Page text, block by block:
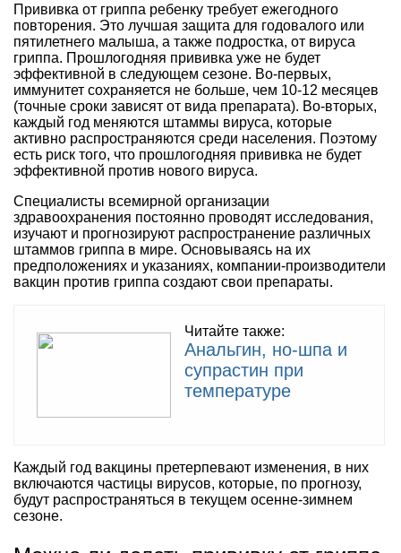
Прививка от гриппа ребенку требует ежегодного
повторения. Это лучшая защита для годовалого или
пятилетнего малыша, а также подростка, от вируса
гриппа. Прошлогодняя прививка уже не будет
эффективной в следующем сезоне. Во-первых,
иммунитет сохраняется не больше, чем 10-12 месяцев
(точные сроки зависят от вида препарата). Во-вторых,
каждый год меняются штаммы вируса, которые
активно распространяются среди населения. Поэтому
есть риск того, что прошлогодняя прививка не будет
эффективной против нового вируса.
Специалисты всемирной организации
здравоохранения постоянно проводят исследования,
изучают и прогнозируют распространение различных
штаммов гриппа в мире. Основываясь на их
предположениях и указаниях, компании-производители
вакцин против гриппа создают свои препараты.
Читайте также:
Анальгин, но-шпа и
супрастин при
температуре
Каждый год вакцины претерпевают изменения, в них
включаются частицы вирусов, которые, по прогнозу,
будут распространяться в текущем осенне-зимнем
сезоне.